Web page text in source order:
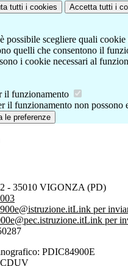
tutti i cookies Accetta tutti i
possibile scegliere quali cookie
quelli che consentono il
i cookie necessari al
il funzionamento
il funzionamento non
le preferenze
- 35010 VIGONZA (PD)
Link per
Link per
PDIC84900E